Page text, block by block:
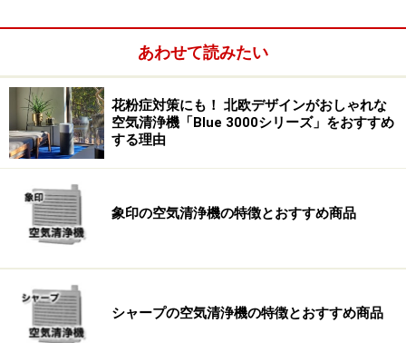
もあります。念のため「フィルターの種類・価格・寿
命」を確認することを忘れずにしておきましょう。
あわせて読みたい
花粉症対策にも！ 北欧デザインがおしゃれな
空気清浄機「Blue 3000シリーズ」をおすすめ
する理由
象印の空気清浄機の特徴とおすすめ商品
シャープの空気清浄機の特徴とおすすめ商品